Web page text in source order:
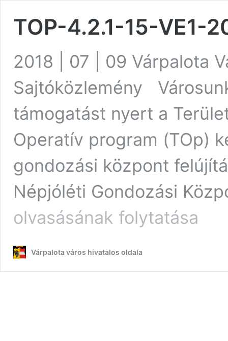
TOP-4.2.1-15-VE1-
2018 | 07 | 09 Várpalota
Sajtóközlemény
támogatást nyert a
Operatív program (TOp)
gondozási központ
Népjóléti Gondozási
olvasásának folytatása
Várpalota város hivatalos oldala